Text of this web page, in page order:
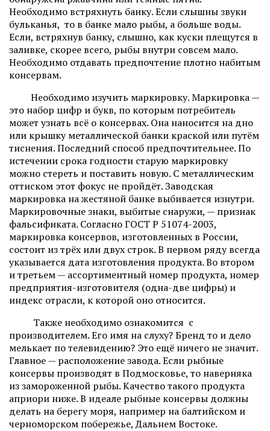
Необходимо встряхнуть банку. Если слышны звуки
бульканья, то в банке мало рыбы, а больше воды.
Если, встряхнув банку, слышно, как куски плещутся в
заливке, скорее всего, рыбы внутри совсем мало.
Необходимо отдавать предпочтение плотно набитым
консервам.
Необходимо изучить маркировку. Маркировка —
это набор цифр и букв, по которым потребитель
может узнать всё о консервах. Она наносится на дно
или крышку металлической банки краской или путём
тиснения. Последний способ предпочтительнее. По
истечении срока годности старую маркировку
можно стереть и поставить новую. С металлическим
оттиском этот фокус не пройдёт. Заводская
маркировка на жестяной банке выбивается изнутри.
Маркировочные знаки, выбитые снаружи, — признак
фальсификата. Согласно ГОСТ Р 51074-2003,
маркировка консервов, изготовленных в России,
состоит из трёх или двух строк. В первом ряду всегда
указывается дата изготовления продукта. Во втором
и третьем — ассортиментный номер продукта, номер
предприятия-изготовителя (одна-две цифры) и
индекс отрасли, к которой оно относится.
Также необходимо ознакомится с
производителем. Его имя на слуху? Бренд то и дело
мелькает по телевидению? Это ещё ничего не значит.
Главное — расположение завода. Если рыбные
консервы производят в Подмосковье, то наверняка
из замороженной рыбы. Качество такого продукта
априори ниже. В идеале рыбные консервы должны
делать на берегу моря, например на балтийском и
черноморском побережье, Дальнем Востоке.